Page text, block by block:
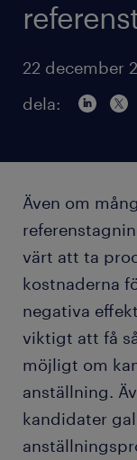
22 december
dela:
Även om
värt att ta
kostnaderna
negativa
viktigt att få
möjligt om
anställning.
kandidater